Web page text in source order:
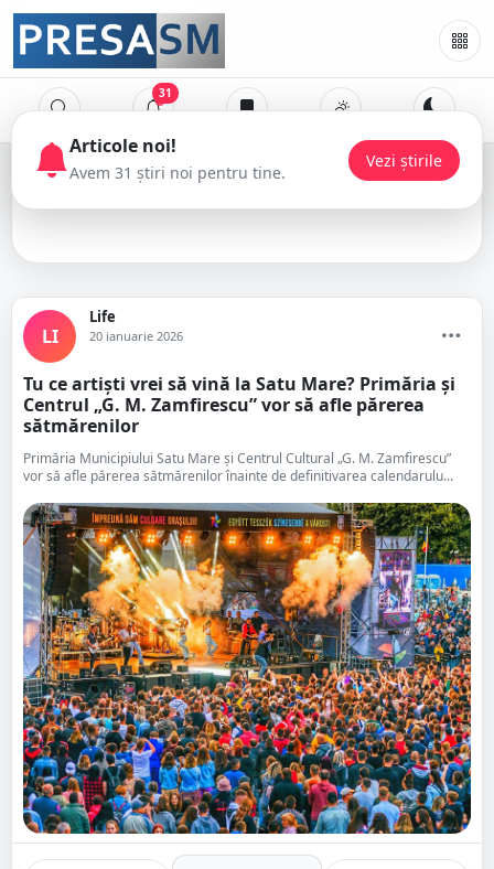
31
concert
LI
Life
20 ianuarie 2026
Tu ce artiști vrei să vină la Satu Mare? Primăria și
Centrul „G. M. Zamfirescu” vor să afle părerea
sătmărenilor
Primăria Municipiului Satu Mare și Centrul Cultural „G. M. Zamfirescu”
vor să afle părerea sătmărenilor înainte de definitivarea calendarulu...